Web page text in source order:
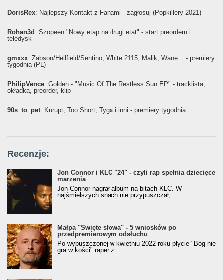
DorisRex: Najlepszy Kontakt z Fanami - zagłosuj (Popkillery 2021)
Rohan3d : Szopeen "Nowy etap na drugi etat" - start preorderu i
teledysk
gmxxx: Żabson/Hellfield/Sentino, White 2115, Malik, Wane... - premiery
tygodnia (PL)
PhilipVence: Golden - "Music Of The Restless Sun EP" - tracklista,
okładka, preorder, klip
90s_to_pet: Kurupt, Too Short, Tyga i inni - premiery tygodnia
Recenzje:
Jon Connor i KLC "24" - czyli rap spełnia dziecięce
marzenia
Jon Connor nagrał album na bitach KLC. W
najśmielszych snach nie przypuszczał,...
Małpa "Święte słowa" - 5 wniosków po
przedpremierowym odsłuchu
Po wypuszczonej w kwietniu 2022 roku płycie "Bóg nie
gra w kości" raper z...